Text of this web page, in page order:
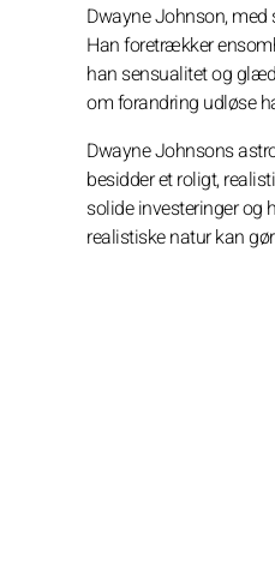
Dwayne Johnson,
Han foretrækker
han sensualitet og
om forandring udløse
Dwayne Johnsons
besidder et roligt,
solide investeringer og
realistiske natur kan